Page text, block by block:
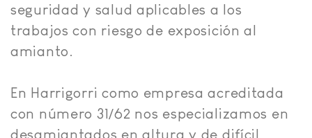
seguridad y salud aplicables a los
trabajos con riesgo de exposición al
amianto.
En Harrigorri como empresa acreditada
con número 31/62 nos especializamos en
desamiantados en altura y de difícil